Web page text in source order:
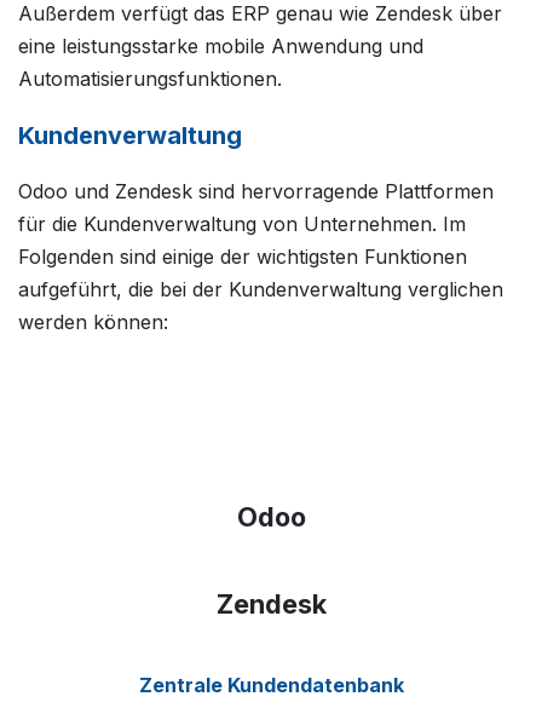
Außerdem verfügt das ERP genau wie Zendesk über
eine leistungsstarke mobile Anwendung und
Automatisierungsfunktionen.
Kundenverwaltung
Odoo und Zendesk sind hervorragende Plattformen
für die Kundenverwaltung von Unternehmen. Im
Folgenden sind einige der wichtigsten Funktionen
aufgeführt, die bei der Kundenverwaltung verglichen
werden können:
Odoo
Zendesk
Zentrale Kundendatenbank